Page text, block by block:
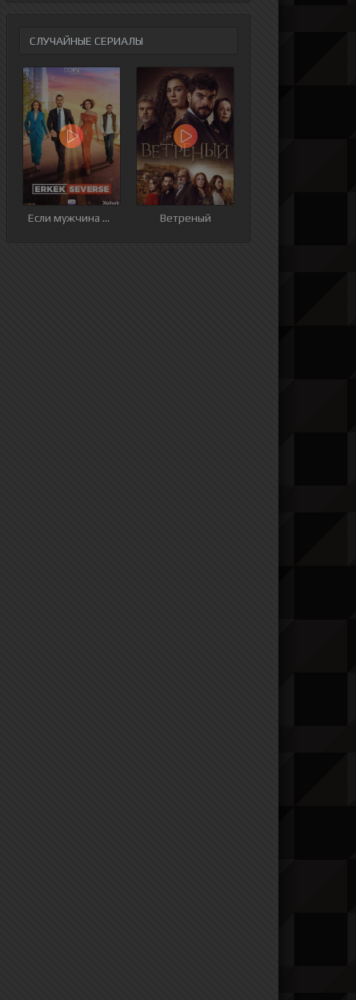
СЛУЧАЙНЫЕ СЕРИАЛЫ
Если мужчина влюблен Ветреный
9 серия 10 серия 11 серия